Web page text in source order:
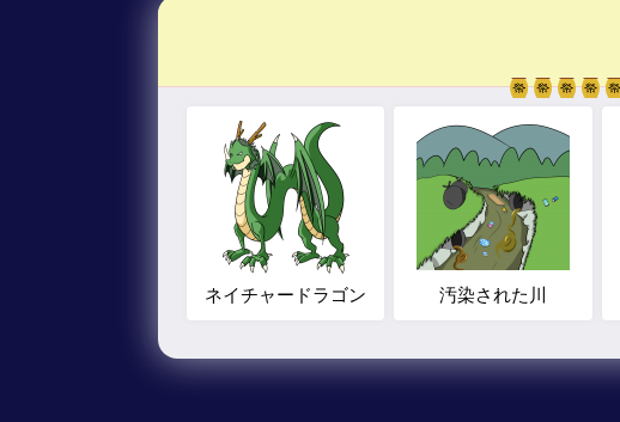
ネイチャードラゴン 汚染された川